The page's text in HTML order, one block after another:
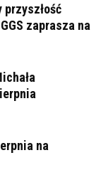
przyszłość
zaprasza na
na